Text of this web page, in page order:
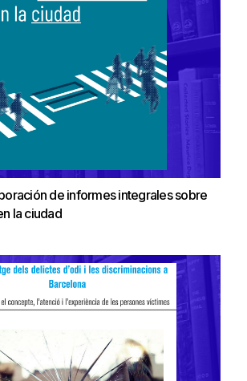
de informes integrales sobre
la ciudad